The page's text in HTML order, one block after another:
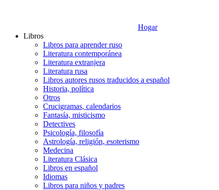
Hogar
Libros
Libros para aprender ruso
Literatura contemporánea
Literatura extranjera
Literatura rusa
Libros autores rusos traducidos a español
Historia, política
Otros
Crucigramas, calendarios
Fantasía, misticismo
Detectives
Psicología, filosofía
Astrología, religión, esoterismo
Medecina
Literatura Clásica
Libros en español
Idiomas
Libros para niños y padres